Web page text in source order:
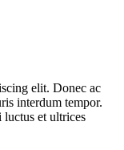
elit. Donec ac
interdum tempor.
et ultrices